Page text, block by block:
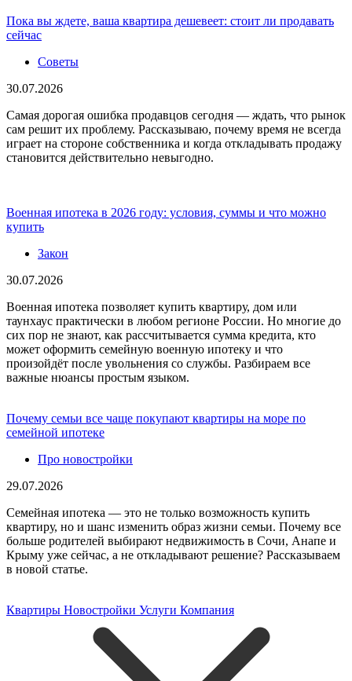
Пока вы ждете, ваша квартира дешевеет: стоит ли продавать
сейчас
Советы
30.07.2026
Самая дорогая ошибка продавцов сегодня — ждать, что рынок
сам решит их проблему. Рассказываю, почему время не всегда
играет на стороне собственника и когда откладывать продажу
становится действительно невыгодно.
Военная ипотека в 2026 году: условия, суммы и что можно
купить
Закон
30.07.2026
Военная ипотека позволяет купить квартиру, дом или
таунхаус практически в любом регионе России. Но многие до
сих пор не знают, как рассчитывается сумма кредита, кто
может оформить семейную военную ипотеку и что
произойдёт после увольнения со службы. Разбираем все
важные нюансы простым языком.
Почему семьи все чаще покупают квартиры на море по
семейной ипотеке
Про новостройки
29.07.2026
Семейная ипотека — это не только возможность купить
квартиру, но и шанс изменить образ жизни семьи. Почему все
больше родителей выбирают недвижимость в Сочи, Анапе и
Крыму уже сейчас, а не откладывают решение? Рассказываем
в новой статье.
Квартиры Новостройки Услуги Компания